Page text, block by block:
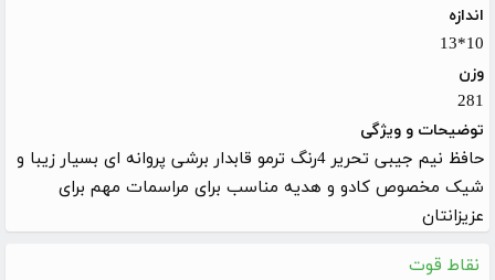
اندازه
10*13
وزن
281
توضیحات و ویژگی
حافظ نیم جیبی تحریر 4رنگ ترمو قابدار برشی پروانه ای بسیار زیبا و
شیک مخصوص کادو و هدیه مناسب برای مراسمات مهم برای
عزیزانتان
نقاط قوت